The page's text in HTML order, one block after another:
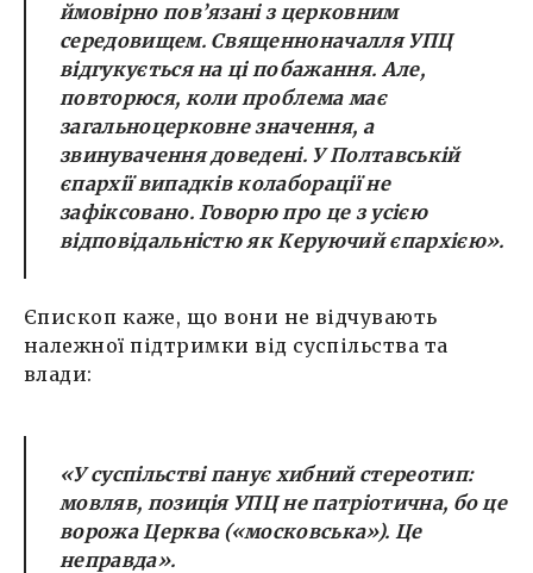
ймовірно пов’язані з церковним
середовищем. Священноначалля УПЦ
відгукується на ці побажання. Але,
повторюся, коли проблема має
загальноцерковне значення, а
звинувачення доведені. У Полтавській
єпархії випадків колаборації не
зафіксовано. Говорю про це з усією
відповідальністю як Керуючий єпархією».
Єпископ каже, що вони не відчувають
належної підтримки від суспільства та
влади:
«У суспільстві панує хибний стереотип:
мовляв, позиція УПЦ не патріотична, бо це
ворожа Церква («московська»). Це
неправда».